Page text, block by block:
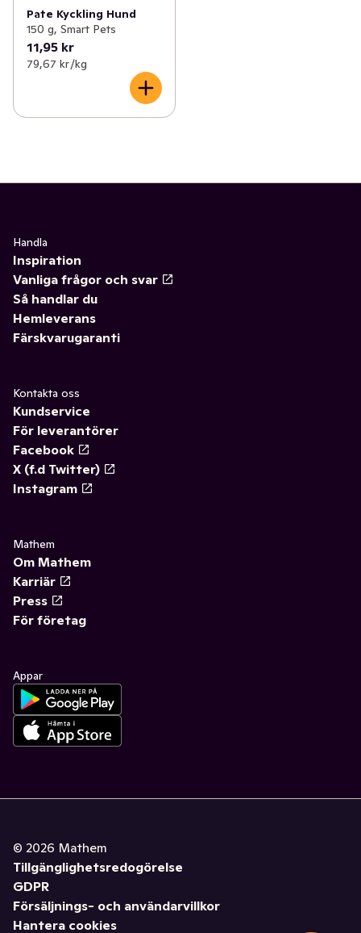
Pate Kyckling Hund
150 g, Smart Pets
11,95 kr
79,67 kr /kg
Handla
Inspiration
Vanliga frågor och svar
Så handlar du
Hemleverans
Färskvarugaranti
Kontakta oss
Kundservice
För leverantörer
Facebook
X (f.d Twitter)
Instagram
Mathem
Om Mathem
Karriär
Press
För företag
Appar
© 2026 Mathem
Tillgänglighetsredogörelse
GDPR
Försäljnings- och användarvillkor
Hantera cookies